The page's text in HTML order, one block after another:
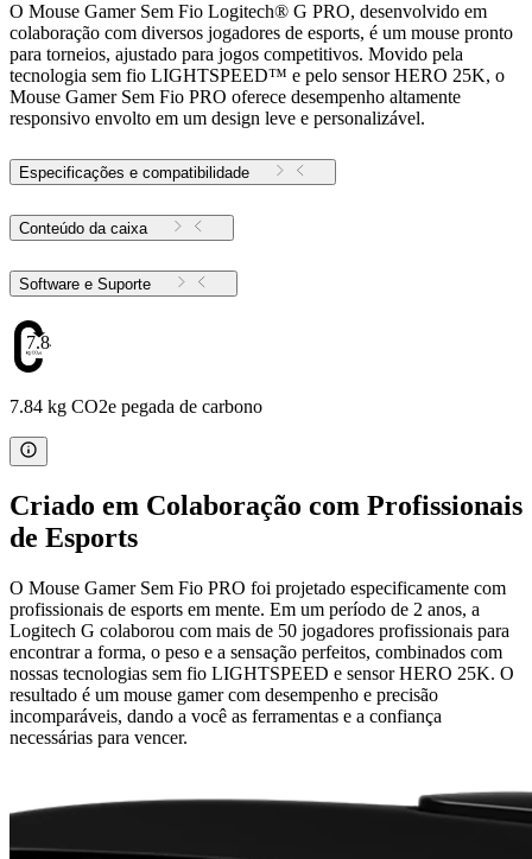
O Mouse Gamer Sem Fio Logitech® G PRO, desenvolvido em
colaboração com diversos jogadores de esports, é um mouse pronto
para torneios, ajustado para jogos competitivos. Movido pela
tecnologia sem fio LIGHTSPEED™ e pelo sensor HERO 25K, o
Mouse Gamer Sem Fio PRO oferece desempenho altamente
responsivo envolto em um design leve e personalizável.
Especificações e compatibilidade
Conteúdo da caixa
Software e Suporte
7.84
7.84 kg CO2e pegada de carbono
Criado em Colaboração com Profissionais
de Esports
O Mouse Gamer Sem Fio PRO foi projetado especificamente com
profissionais de esports em mente. Em um período de 2 anos, a
Logitech G colaborou com mais de 50 jogadores profissionais para
encontrar a forma, o peso e a sensação perfeitos, combinados com
nossas tecnologias sem fio LIGHTSPEED e sensor HERO 25K. O
resultado é um mouse gamer com desempenho e precisão
incomparáveis, dando a você as ferramentas e a confiança
necessárias para vencer.